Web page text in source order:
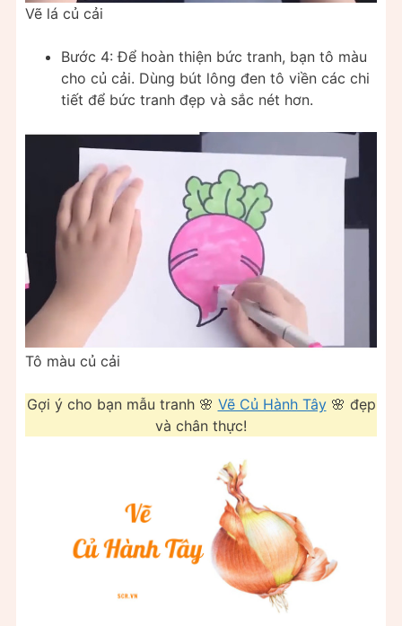
Vẽ lá củ cải
Bước 4: Để hoàn thiện bức tranh, bạn tô màu
cho củ cải. Dùng bút lông đen tô viền các chi
tiết để bức tranh đẹp và sắc nét hơn.
Tô màu củ cải
Gợi ý cho bạn mẫu tranh 🌸 Vẽ Củ Hành Tây🌸 đẹp
và chân thực!